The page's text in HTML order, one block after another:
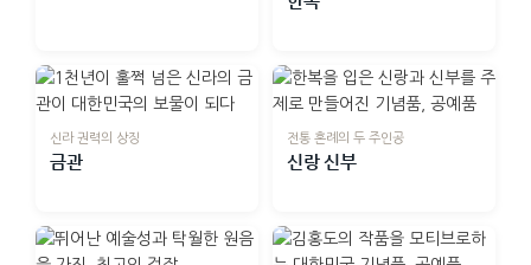
신라 권력의 상징
금관
전통 혼례의 두 주인공
신랑 신부